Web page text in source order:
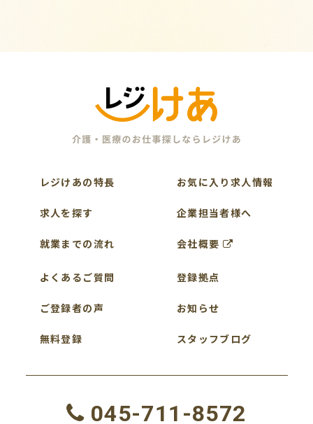
レジけあの特長
求人を探す
就業までの流れ
よくあるご質問
ご登録者の声
無料登録
お気に入り求人情報
企業担当者様へ
会社概要
登録拠点
お知らせ
スタッフブログ
045-711-8572